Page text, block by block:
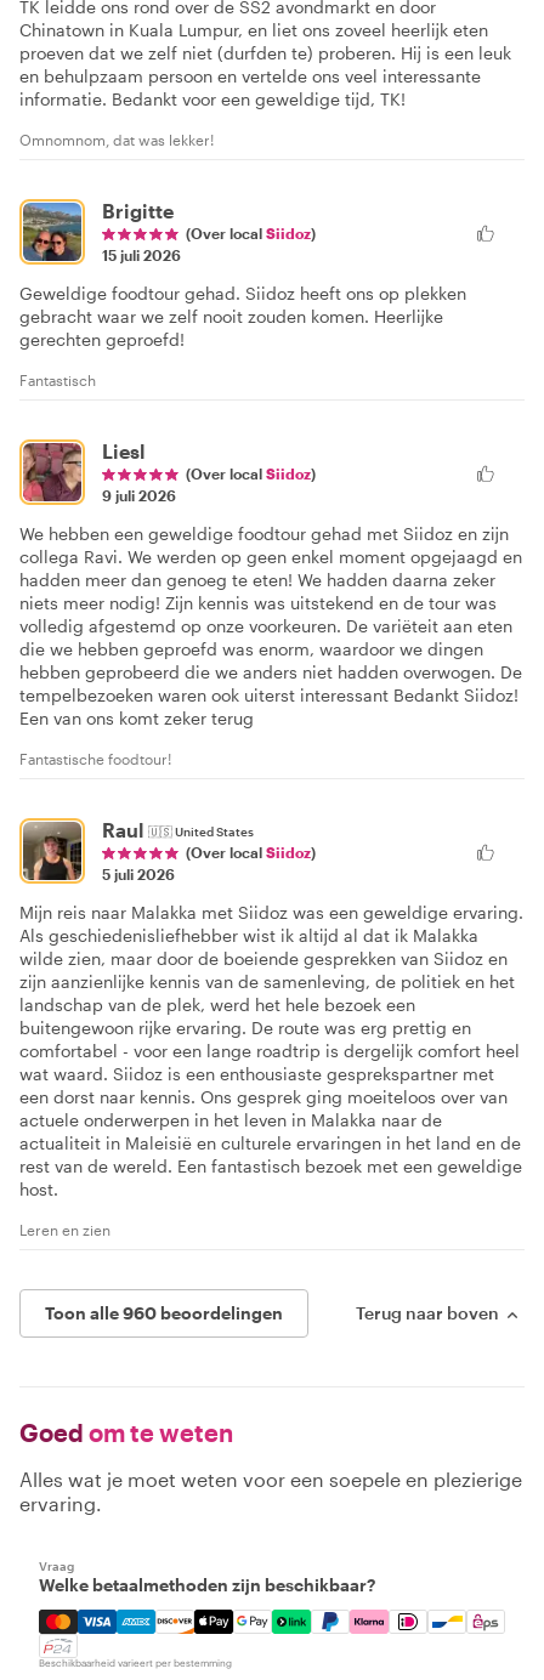
TK leidde ons rond over de SS2 avondmarkt en door
Chinatown in Kuala Lumpur, en liet ons zoveel heerlijk eten
proeven dat we zelf niet (durfden te) proberen. Hij is een leuk
en behulpzaam persoon en vertelde ons veel interessante
informatie. Bedankt voor een geweldige tijd, TK!
Omnomnom, dat was lekker!
Brigitte
(Over local Siidoz)
15 juli 2026
Geweldige foodtour gehad. Siidoz heeft ons op plekken
gebracht waar we zelf nooit zouden komen. Heerlijke
gerechten geproefd!
Fantastisch
Liesl
(Over local Siidoz)
9 juli 2026
We hebben een geweldige foodtour gehad met Siidoz en zijn
collega Ravi. We werden op geen enkel moment opgejaagd en
hadden meer dan genoeg te eten! We hadden daarna zeker
niets meer nodig! Zijn kennis was uitstekend en de tour was
volledig afgestemd op onze voorkeuren. De variëteit aan eten
die we hebben geproefd was enorm, waardoor we dingen
hebben geprobeerd die we anders niet hadden overwogen. De
tempelbezoeken waren ook uiterst interessant Bedankt Siidoz!
Een van ons komt zeker terug
Fantastische foodtour!
Raul 🇺🇸United States
(Over local Siidoz)
5 juli 2026
Mijn reis naar Malakka met Siidoz was een geweldige ervaring.
Als geschiedenisliefhebber wist ik altijd al dat ik Malakka
wilde zien, maar door de boeiende gesprekken van Siidoz en
zijn aanzienlijke kennis van de samenleving, de politiek en het
landschap van de plek, werd het hele bezoek een
buitengewoon rijke ervaring. De route was erg prettig en
comfortabel - voor een lange roadtrip is dergelijk comfort heel
wat waard. Siidoz is een enthousiaste gesprekspartner met
een dorst naar kennis. Ons gesprek ging moeiteloos over van
actuele onderwerpen in het leven in Malakka naar de
actualiteit in Maleisië en culturele ervaringen in het land en de
rest van de wereld. Een fantastisch bezoek met een geweldige
host.
Leren en zien
Toon alle 960 beoordelingen Terug naar boven
Goed om te weten
Alles wat je moet weten voor een soepele en plezierige
ervaring.
Vraag
Welke betaalmethoden zijn beschikbaar?
Mastercard, Visa, Amex, Discover, Apple Pay, Google
Beschikbaarheid varieert per bestemming